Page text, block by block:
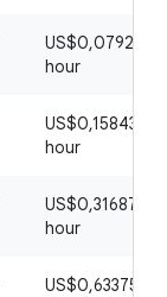
US$0,0792189
hour
US$0,1584378
hour
US$0,3168756
hour
US$0,6337512 /